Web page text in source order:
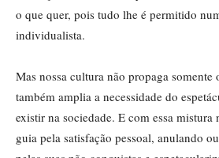
o que quer, pois tudo lhe é permitido
individualista.
Mas nossa cultura não propaga
também amplia a necessidade do
existir na sociedade. E com essa mistura
guia pela satisfação pessoal, anulando